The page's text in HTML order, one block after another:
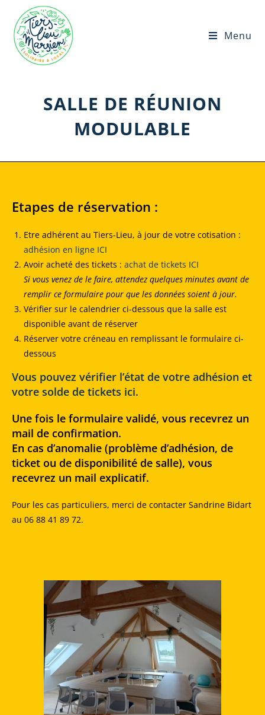
Menu
SALLE DE RÉUNION
MODULABLE
Etapes de réservation :
Etre adhérent au Tiers-Lieu, à jour de votre cotisation :
adhésion en ligne ICI
Avoir acheté des tickets : achat de tickets ICI
Si vous venez de le faire, attendez quelques minutes avant de
remplir ce formulaire pour que les données soient à jour.
Vérifier sur le calendrier ci-dessous que la salle est
disponible avant de réserver
Réserver votre créneau en remplissant le formulaire ci-
dessous
Vous pouvez vérifier l’état de votre adhésion et
votre solde de tickets ici.
Une fois le formulaire validé, vous recevrez un
mail de confirmation.
En cas d’anomalie (problème d’adhésion, de
ticket ou de disponibilité de salle), vous
recevrez un mail explicatif.
Pour les cas particuliers, merci de contacter Sandrine Bidart
au 06 88 41 89 72.